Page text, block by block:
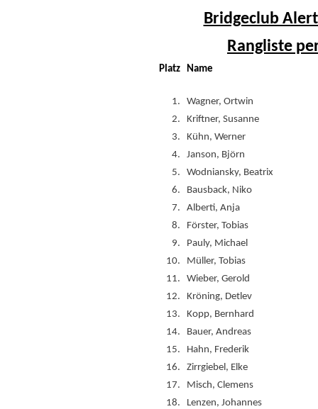
Bridgeclub
Rangliste
Platz Name
1.
Wagner, Ortwin
2.
Kriftner, Susanne
3.
Kühn, Werner
4.
Janson, Björn
5.
Wodniansky, Beatrix
6.
Bausback, Niko
7.
Alberti, Anja
8.
Förster, Tobias
9.
Pauly, Michael
10.
Müller, Tobias
11.
Wieber, Gerold
12.
Kröning, Detlev
13.
Kopp, Bernhard
14.
Bauer, Andreas
15.
Hahn, Frederik
16.
Zirrgiebel, Elke
17.
Misch, Clemens
18.
Lenzen, Johannes